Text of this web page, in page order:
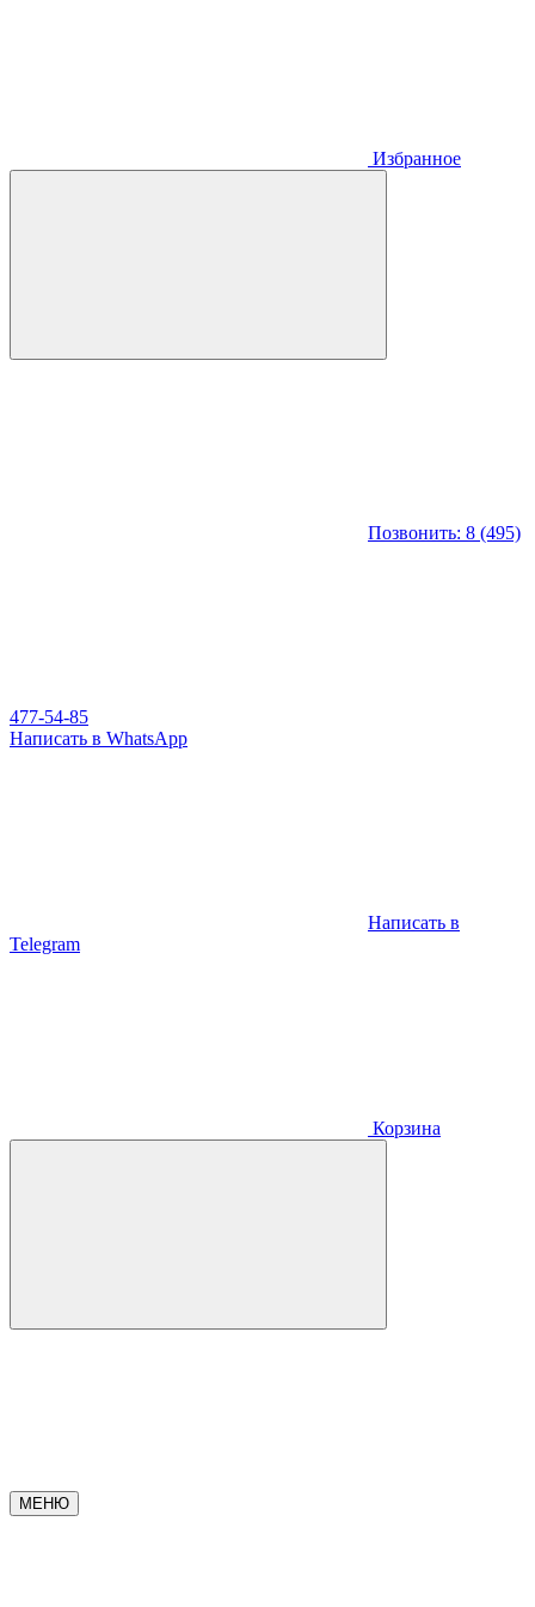
Избранное
Позвонить: 8 (495)
477-54-85
Написать в WhatsApp
Написать в
Telegram
Корзина
МЕНЮ